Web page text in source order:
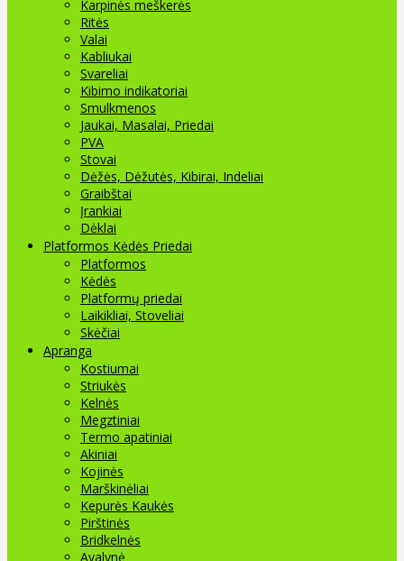
Karpinės meškerės
Ritės
Valai
Kabliukai
Svareliai
Kibimo indikatoriai
Smulkmenos
Jaukai, Masalai, Priedai
PVA
Stovai
Dėžės, Dėžutės, Kibirai, Indeliai
Graibštai
Įrankiai
Dėklai
Platformos Kėdės Priedai
Platformos
Kėdės
Platformų priedai
Laikikliai, Stoveliai
Skėčiai
Apranga
Kostiumai
Striukės
Kelnės
Megztiniai
Termo apatiniai
Akiniai
Kojinės
Marškinėliai
Kepurės Kaukės
Pirštinės
Bridkelnės
Avalynė